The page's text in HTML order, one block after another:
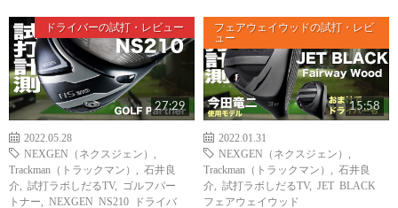
ドライバーの試打・レビュー
27:29
2022.05.28
NEXGEN（ネクスジェン）
Trackman（トラックマン）
石井良
介
試打ラボしだるTV, ゴルフパー
トナー
NEXGEN NS210 ドライバ
フェアウェイウッドの試打・レビ
ュー
15:58
2022.01.31
NEXGEN（ネクスジェン）
Trackman（トラックマン）
石井良
介
試打ラボしだるTV, JET BLACK
フェアウェイウッド